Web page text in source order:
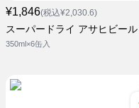
¥1,846(税込¥2,030.6)
スーパードライ アサヒビール
350ml×6缶入